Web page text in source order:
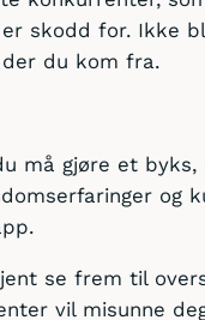
skodd for. Ikke
du kom fra.
må gjøre et
og
se frem til
vil misunne